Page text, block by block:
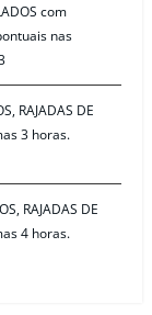
com
nas
RAJADAS DE
3 horas.
RAJADAS DE
4 horas.